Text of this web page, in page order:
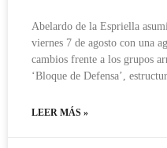
Abelardo de la Espriella
viernes 7 de agosto con una
cambios frente a los grupos
‘Bloque de Defensa’,
LEER MÁS »